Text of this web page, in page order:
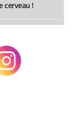
cerveau !